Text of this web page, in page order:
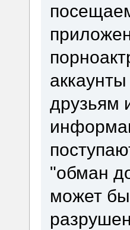
друзьям
"обман
может